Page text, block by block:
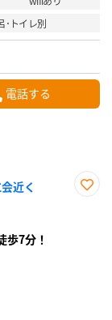
･トイレ別
電話する
近く
歩7分！